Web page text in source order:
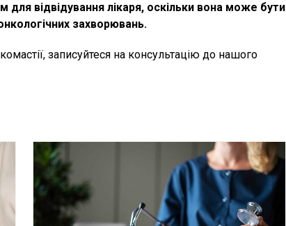
відвідування лікаря, оскільки вона може бути
захворювань.
записуйтеся на консультацію до нашого